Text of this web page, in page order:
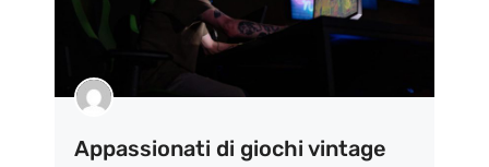
Appassionati di giochi vintage